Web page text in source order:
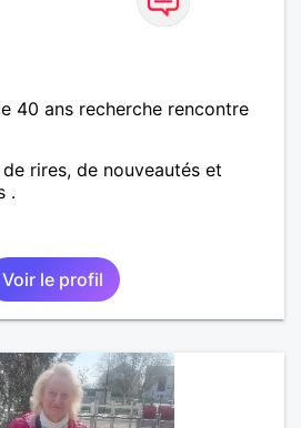
40 ans recherche rencontre
rires, de nouveautés et
.
Voir le profil